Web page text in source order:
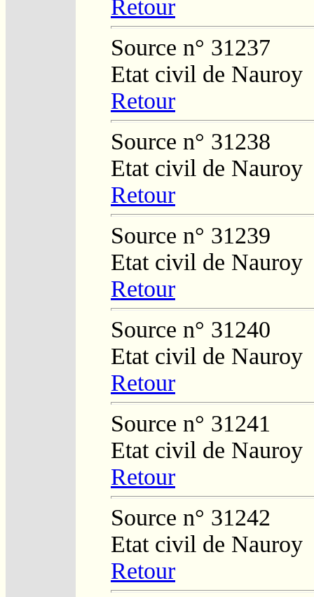
Retour
Source n° 31237
Etat civil de Nauroy
Retour
Source n° 31238
Etat civil de Nauroy
Retour
Source n° 31239
Etat civil de Nauroy
Retour
Source n° 31240
Etat civil de Nauroy
Retour
Source n° 31241
Etat civil de Nauroy
Retour
Source n° 31242
Etat civil de Nauroy
Retour